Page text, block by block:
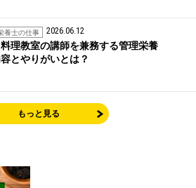
養士の仕事 2026.06.12
理教室の講師を兼務する管理栄養
とやりがいとは？
もっと見る